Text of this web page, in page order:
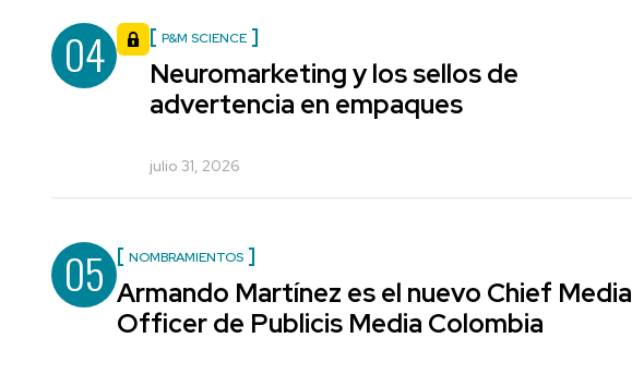
04 P&M SCIENCE
Neuromarketing y los sellos de
advertencia en empaques
julio 31, 2026
05 NOMBRAMIENTOS
Armando Martínez es el nuevo Chief Media
Officer de Publicis Media Colombia